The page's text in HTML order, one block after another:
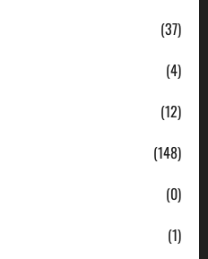
(37)
(4)
(12)
(148)
(0)
(1)